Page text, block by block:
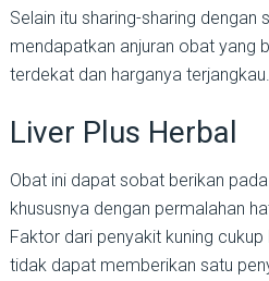
Selain itu sharing-sharing dengan
mendapatkan anjuran obat yang
terdekat dan harganya terjangkau.
Liver Plus Herbal
Obat ini dapat sobat berikan
khususnya dengan permalahan
Faktor dari penyakit kuning
tidak dapat memberikan satu